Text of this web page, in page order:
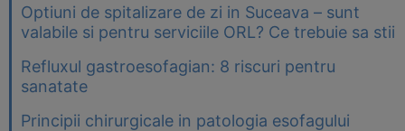
Optiuni de spitalizare de zi in Suceava – sunt
valabile si pentru serviciile ORL? Ce trebuie sa stii
Refluxul gastroesofagian: 8 riscuri pentru
sanatate
Principii chirurgicale in patologia esofagului